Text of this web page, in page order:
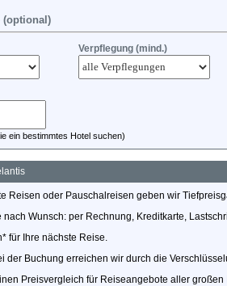
(optional)
Verpflegung (mind.)
ein bestimmtes Hotel suchen)
Reisen oder Pauschalreisen geben wir
nach Wunsch: per Rechnung, Kreditkarte,
für Ihre nächste Reise.
der Buchung erreichen wir durch die
Preisvergleich für Reiseangebote aller großen